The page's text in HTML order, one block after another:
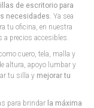
de escritorio para
necesidades. Ya sea
tu oficina, en nuestra
precios accesibles.
cuero, tela, malla y
altura, apoyo lumbar y
tu silla y mejorar tu
para brindar la máxima